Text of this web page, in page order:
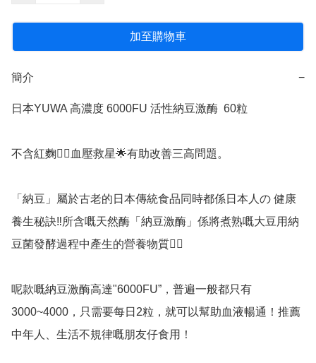
加至購物車
簡介 −
日本YUWA 高濃度 6000FU 活性納豆激酶  60粒
不含紅麴👍🏻血壓救星🌟有助改善三高問題。
「納豆」屬於古老的日本傳統食品同時都係日本人の 健康
養生秘訣‼️所含嘅天然酶「納豆激酶」係將煮熟嘅大豆用納
豆菌發酵過程中產生的營養物質👍🏻
呢款嘅納豆激酶高達"6000FU”，普遍一般都只有
3000~4000，只需要每日2粒，就可以幫助血液暢通！推薦
中年人、生活不規律嘅朋友仔食用！